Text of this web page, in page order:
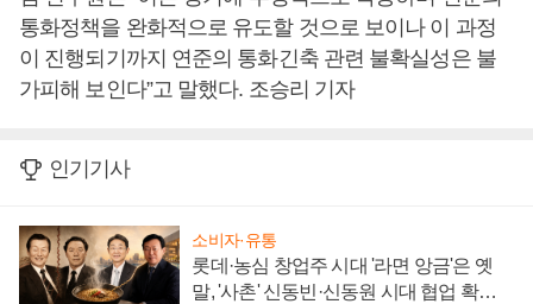
통화정책을 완화적으로 유도할 것으로 보이나 이 과정
이 진행되기까지 연준의 통화긴축 관련 불확실성은 불
가피해 보인다”고 말했다. 조승리 기자
인기기사
소비자·유통
롯데·농심 창업주 시대 '라면 앙금'은 옛
말, '사촌' 신동빈·신동원 시대 협업 확대